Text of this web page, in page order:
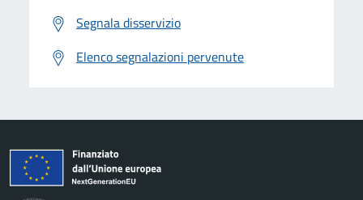
Segnala disservizio
Elenco segnalazioni pervenute